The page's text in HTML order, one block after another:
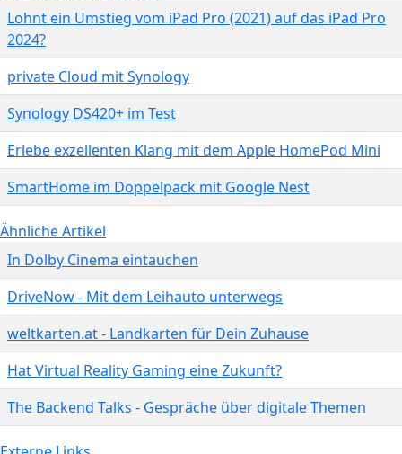
Lohnt ein Umstieg vom iPad Pro (2021) auf das iPad Pro
2024?
private Cloud mit Synology
Synology DS420+ im Test
Erlebe exzellenten Klang mit dem Apple HomePod Mini
SmartHome im Doppelpack mit Google Nest
Ähnliche Artikel
In Dolby Cinema eintauchen
DriveNow - Mit dem Leihauto unterwegs
weltkarten.at - Landkarten für Dein Zuhause
Hat Virtual Reality Gaming eine Zukunft?
The Backend Talks - Gespräche über digitale Themen